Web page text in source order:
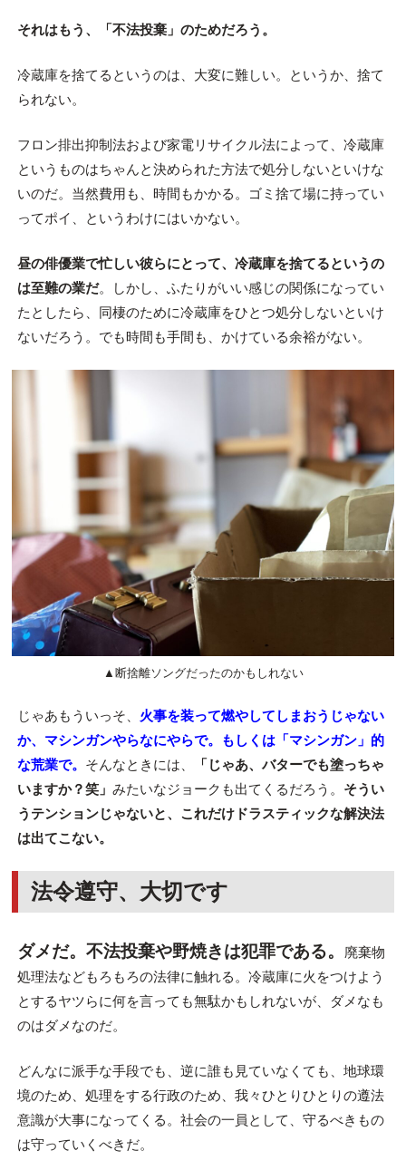
それはもう、「不法投棄」のためだろう。
冷蔵庫を捨てるというのは、大変に難しい。というか、捨て
られない。
フロン排出抑制法および家電リサイクル法によって、冷蔵庫
というものはちゃんと決められた方法で処分しないといけな
いのだ。当然費用も、時間もかかる。ゴミ捨て場に持ってい
ってポイ、というわけにはいかない。
昼の俳優業で忙しい彼らにとって、冷蔵庫を捨てるというの
は至難の業だ。しかし、ふたりがいい感じの関係になってい
たとしたら、同棲のために冷蔵庫をひとつ処分しないといけ
ないだろう。でも時間も手間も、かけている余裕がない。
▲断捨離ソングだったのかもしれない
じゃあもういっそ、 火事を装って燃やしてしまおうじゃない
か、マシンガンやらなにやらで。もしくは「マシンガン」的
な荒業で。 そんなときには、
「じゃあ、バターでも塗っちゃ
いますか？笑」 みたいなジョークも出てくるだろう。 そうい
うテンションじゃないと、これだけドラスティックな解決法
は出てこない。
法令遵守、大切です
ダメだ。不法投棄や野焼きは犯罪である。
廃棄物
処理法などもろもろの法律に触れる。冷蔵庫に火をつけよう
とするヤツらに何を言っても無駄かもしれないが、ダメなも
のはダメなのだ。
どんなに派手な手段でも、逆に誰も見ていなくても、地球環
境のため、処理をする行政のため、我々ひとりひとりの遵法
意識が大事になってくる。社会の一員として、守るべきもの
は守っていくべきだ。